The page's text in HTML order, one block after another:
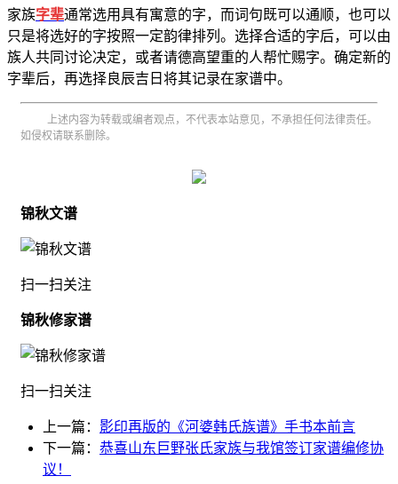
家族字辈通常选用具有寓意的字，而词句既可以通顺，也可以
只是将选好的字按照一定韵律排列。选择合适的字后，可以由
族人共同讨论决定，或者请德高望重的人帮忙赐字。确定新的
字辈后，再选择良辰吉日将其记录在家谱中。
上述内容为转载或编者观点，不代表本站意见，不承担任何法律责任。
如侵权请联系删除。
锦秋文谱
扫一扫关注
锦秋修家谱
扫一扫关注
上一篇： 影印再版的《河婆韩氏族谱》手书本前言
下一篇： 恭喜山东巨野张氏家族与我馆签订家谱编修协
议！